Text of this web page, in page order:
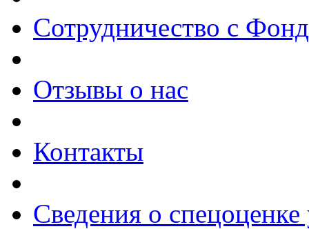
Сотрудничество с
Отзывы о нас
Контакты
Сведения о